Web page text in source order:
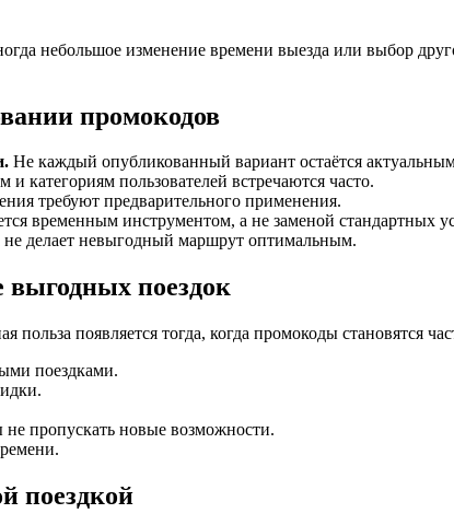
небольшое изменение времени выезда или выбор
промокодов
Не каждый опубликованный вариант остаётся
категориям пользователей встречаются часто.
требуют предварительного применения.
временным инструментом, а не заменой стандартных
делает невыгодный маршрут оптимальным.
выгодных поездок
польза появляется тогда, когда промокоды становятся
поездками.
пропускать новые возможности.
поездкой